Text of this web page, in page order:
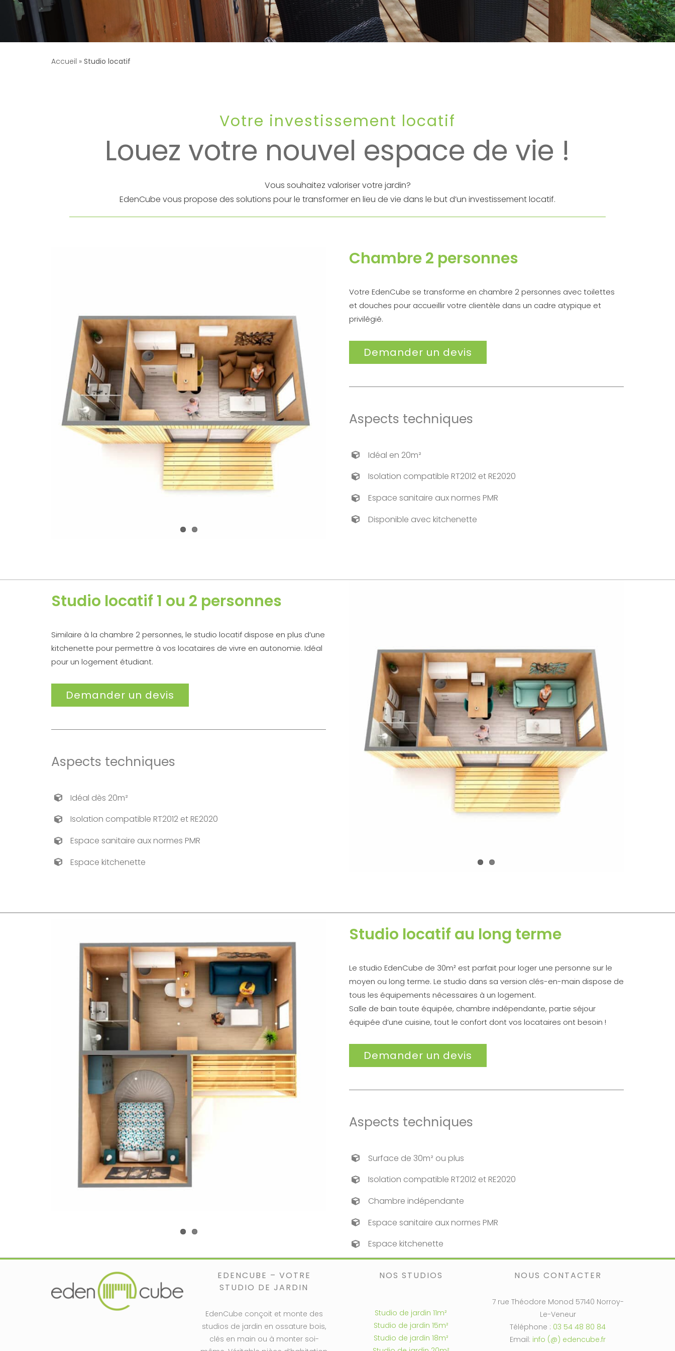
Accueil » Studio locatif
Votre investissement locatif
Louez votre nouvel espace de vie !
Vous souhaitez valoriser votre jardin?
EdenCube vous propose des solutions pour le transformer en lieu de vie dans le but d’un investissement locatif.
Chambre 2 personnes
Votre EdenCube se transforme en chambre 2 personnes avec toilettes
et douches pour accueillir votre clientèle dans un cadre atypique et
privilégié.
Demander un devis
Aspects techniques
Idéal en 20m²
Isolation compatible RT2012 et RE2020
Espace sanitaire aux normes PMR
Disponible avec kitchenette
Studio locatif 1 ou 2 personnes
Similaire à la chambre 2 personnes, le studio locatif dispose en plus d’une
kitchenette pour permettre à vos locataires de vivre en autonomie. Idéal
pour un logement étudiant.
Demander un devis
Aspects techniques
Idéal dès 20m²
Isolation compatible RT2012 et RE2020
Espace sanitaire aux normes PMR
Espace kitchenette
Studio locatif au long terme
Le studio EdenCube de 30m² est parfait pour loger une personne sur le
moyen ou long terme. Le studio dans sa version clés-en-main dispose de
tous les équipements nécessaires à un logement.
Salle de bain toute équipée, chambre indépendante, partie séjour
équipée d’une cuisine, tout le confort dont vos locataires ont besoin !
Demander un devis
Aspects techniques
Surface de 30m² ou plus
Isolation compatible RT2012 et RE2020
Chambre indépendante
Espace sanitaire aux normes PMR
Espace kitchenette
EDENCUBE – VOTRE
STUDIO DE JARDIN
EdenCube conçoit et monte des
studios de jardin en ossature bois,
clés en main ou à monter soi-
NOS STUDIOS
Studio de jardin 11m²
Studio de jardin 15m²
Studio de jardin 18m²
NOUS CONTACTER
7 rue Théodore Monod 57140 Norroy-
Le-Veneur
Téléphone : 03 54 48 80 84
Email: info (@) edencube.fr